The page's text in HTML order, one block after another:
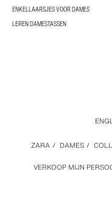
ENKELLAARSJES VOOR DAMES
LEREN DAMESTASSEN
VERKOOP MIJN
ZARA / DAMES /